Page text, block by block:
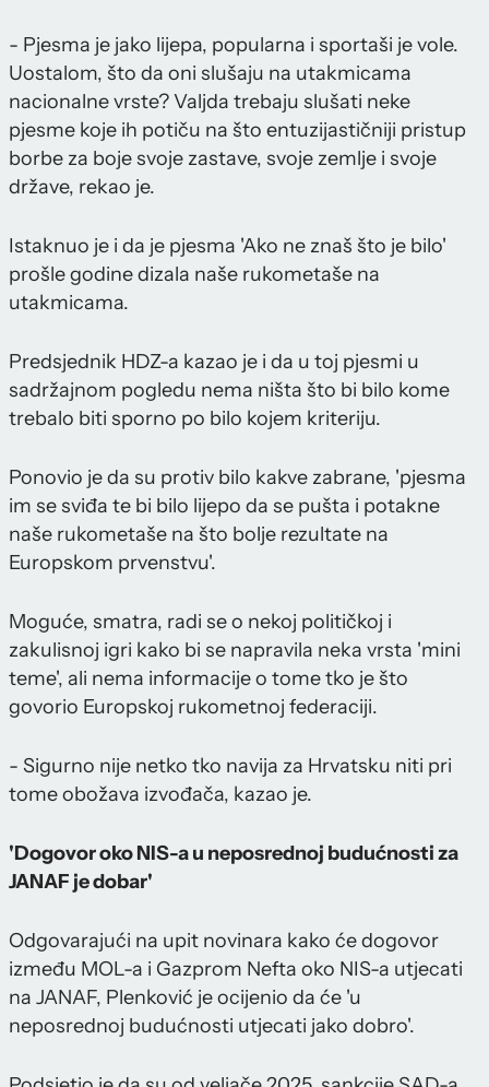
- Pjesma je jako lijepa, popularna i sportaši je vole.
Uostalom, što da oni slušaju na utakmicama
nacionalne vrste? Valjda trebaju slušati neke
pjesme koje ih potiču na što entuzijastičniji pristup
borbe za boje svoje zastave, svoje zemlje i svoje
države, rekao je.
Istaknuo je i da je pjesma 'Ako ne znaš što je bilo'
prošle godine dizala naše rukometaše na
utakmicama.
Predsjednik HDZ-a kazao je i da u toj pjesmi u
sadržajnom pogledu nema ništa što bi bilo kome
trebalo biti sporno po bilo kojem kriteriju.
Ponovio je da su protiv bilo kakve zabrane, 'pjesma
im se sviđa te bi bilo lijepo da se pušta i potakne
naše rukometaše na što bolje rezultate na
Europskom prvenstvu'.
Moguće, smatra, radi se o nekoj političkoj i
zakulisnoj igri kako bi se napravila neka vrsta 'mini
teme', ali nema informacije o tome tko je što
govorio Europskoj rukometnoj federaciji.
- Sigurno nije netko tko navija za Hrvatsku niti pri
tome obožava izvođača, kazao je.
'Dogovor oko NIS-a u neposrednoj budućnosti za
JANAF je dobar'
Odgovarajući na upit novinara kako će dogovor
između MOL-a i Gazprom Nefta oko NIS-a utjecati
na JANAF, Plenković je ocijenio da će 'u
neposrednoj budućnosti utjecati jako dobro'.